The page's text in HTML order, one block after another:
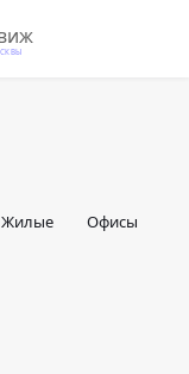
Жилые
Офисы